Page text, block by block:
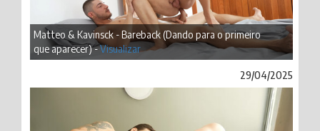
Matteo & Kavinsck - Bareback (Dando para o primeiro
que aparecer) -Visualizar
29/04/2025